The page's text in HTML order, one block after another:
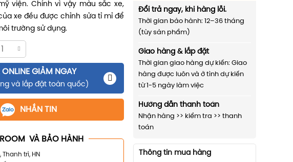
viện. Chính vì vậy màu sắc xe,
xe đều được chỉnh sửa tỉ mỉ để
trường sử dụng.
ONLINE GIẢM NGAY
và lắp đặt toàn quốc)
NHẮN TIN
VÀ BẢO HÀNH
trì, HN
Đổi trả ngay, khi hàng lỗi.
Thời gian bảo hành: 12–36 tháng
(tùy sản phẩm)
Giao hàng & lắp đặt
Thời gian giao hàng dự kiến: Giao
hàng được luôn và ở tình dự kiến
từ 1-5 ngày làm việc
Hướng dẫn thanh toán
Nhận hàng >> kiểm tra >> thanh
toán
Thông tin mua hàng